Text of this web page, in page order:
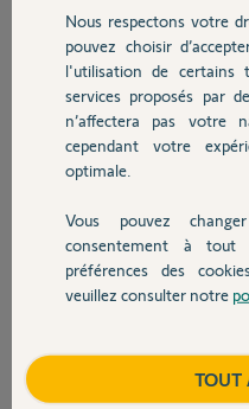
Chauffage
Autres produits
Devis avec un pro
Contact
Réponses
Bonjour,
Avez vous remplacé le cordon
Quels appareils électriques sont
Nous respectons votre
pouvez choisir
l'utilisation de certains
services proposés par
n’affectera pas votre
cependant votre
optimale.
Vous pouvez
consentement à
préférences des
veuillez consulter notre
TOUT